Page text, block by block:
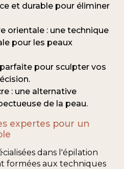
et durable pour éliminer
orientale : une technique
pour les peaux
pour sculpter vos
: une alternative
de la peau.
expertes pour un
dans l'épilation
formées aux techniques